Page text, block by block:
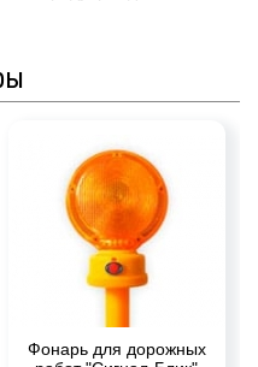
Фонарь для дорожных